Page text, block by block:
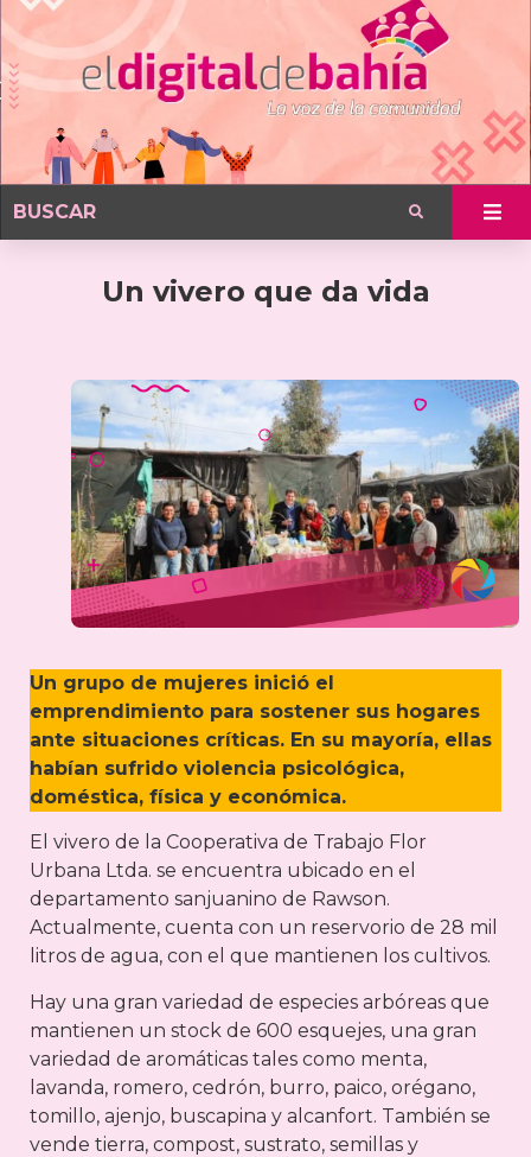
Un vivero que da vida
Un grupo de mujeres inició el
emprendimiento para sostener sus hogares
ante situaciones críticas. En su mayoría, ellas
habían sufrido violencia psicológica,
doméstica, física y económica.
El vivero de la Cooperativa de Trabajo Flor
Urbana Ltda. se encuentra ubicado en el
departamento sanjuanino de Rawson.
Actualmente, cuenta con un reservorio de 28 mil
litros de agua, con el que mantienen los cultivos.
Hay una gran variedad de especies arbóreas que
mantienen un stock de 600 esquejes, una gran
variedad de aromáticas tales como menta,
lavanda, romero, cedrón, burro, paico, orégano,
tomillo, ajenjo, buscapina y alcanfort. También se
vende tierra, compost, sustrato, semillas y